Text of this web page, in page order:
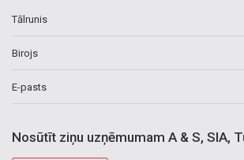
Tālrunis
Birojs
E-pasts
Nosūtīt ziņu uzņēmumam A & S, SIA,